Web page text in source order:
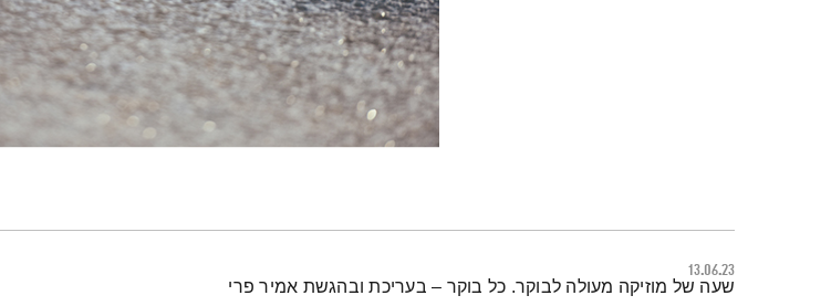
13.06.23
תמצית הפודקאסט
שעה של מוזיקה מעולה לבוקר. כל בוקר – בעריכת ובהגשת אמיר פרי